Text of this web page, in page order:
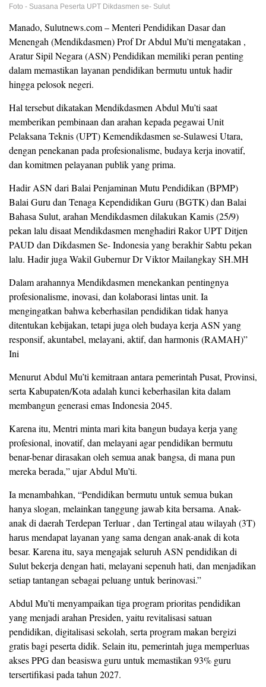
Foto - Suasana Peserta UPT Dikdasmen se- Sulut
Manado, Sulutnews.com – Menteri Pendidikan Dasar dan
Menengah (Mendikdasmen) Prof Dr Abdul Mu’ti mengatakan ,
Aratur Sipil Negara (ASN) Pendidikan memiliki peran penting
dalam memastikan layanan pendidikan bermutu untuk hadir
hingga pelosok negeri.
Hal tersebut dikatakan Mendikdasmen Abdul Mu’ti saat
memberikan pembinaan dan arahan kepada pegawai Unit
Pelaksana Teknis (UPT) Kemendikdasmen se-Sulawesi Utara,
dengan penekanan pada profesionalisme, budaya kerja inovatif,
dan komitmen pelayanan publik yang prima.
Hadir ASN dari Balai Penjaminan Mutu Pendidikan (BPMP)
Balai Guru dan Tenaga Kependidikan Guru (BGTK) dan Balai
Bahasa Sulut, arahan Mendikdasmen dilakukan Kamis (25/9)
pekan lalu disaat Mendikdasmen menghadiri Rakor UPT Ditjen
PAUD dan Dikdasmen Se- Indonesia yang berakhir Sabtu pekan
lalu. Hadir juga Wakil Gubernur Dr Viktor Mailangkay SH.MH
Dalam arahannya Mendikdasmen menekankan pentingnya
profesionalisme, inovasi, dan kolaborasi lintas unit. Ia
mengingatkan bahwa keberhasilan pendidikan tidak hanya
ditentukan kebijakan, tetapi juga oleh budaya kerja ASN yang
responsif, akuntabel, melayani, aktif, dan harmonis (RAMAH)”
Ini
Menurut Abdul Mu’ti kemitraan antara pemerintah Pusat, Provinsi,
serta Kabupaten/Kota adalah kunci keberhasilan kita dalam
membangun generasi emas Indonesia 2045.
Karena itu, Mentri minta mari kita bangun budaya kerja yang
profesional, inovatif, dan melayani agar pendidikan bermutu
benar-benar dirasakan oleh semua anak bangsa, di mana pun
mereka berada,” ujar Abdul Mu’ti.
Ia menambahkan, “Pendidikan bermutu untuk semua bukan
hanya slogan, melainkan tanggung jawab kita bersama. Anak-
anak di daerah Terdepan Terluar , dan Tertingal atau wilayah (3T)
harus mendapat layanan yang sama dengan anak-anak di kota
besar. Karena itu, saya mengajak seluruh ASN pendidikan di
Sulut bekerja dengan hati, melayani sepenuh hati, dan menjadikan
setiap tantangan sebagai peluang untuk berinovasi.”
Abdul Mu’ti menyampaikan tiga program prioritas pendidikan
yang menjadi arahan Presiden, yaitu revitalisasi satuan
pendidikan, digitalisasi sekolah, serta program makan bergizi
gratis bagi peserta didik. Selain itu, pemerintah juga memperluas
akses PPG dan beasiswa guru untuk memastikan 93% guru
tersertifikasi pada tahun 2027.